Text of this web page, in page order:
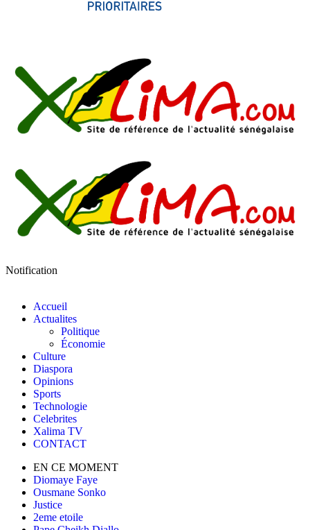
Notification
Accueil
Actualites
Politique
Économie
Culture
Diaspora
Opinions
Sports
Technologie
Celebrites
Xalima TV
CONTACT
EN CE MOMENT
Diomaye Faye
Ousmane Sonko
Justice
2eme etoile